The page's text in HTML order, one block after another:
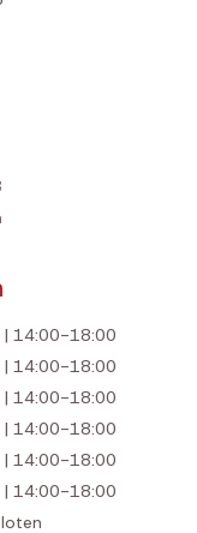
14:00-18:00
14:00-18:00
14:00-18:00
14:00-18:00
14:00-18:00
14:00-18:00